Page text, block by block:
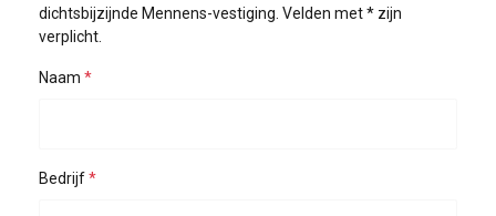
dichtsbijzijnde Mennens-vestiging. Velden met * zijn
verplicht.
Naam
Bedrijf